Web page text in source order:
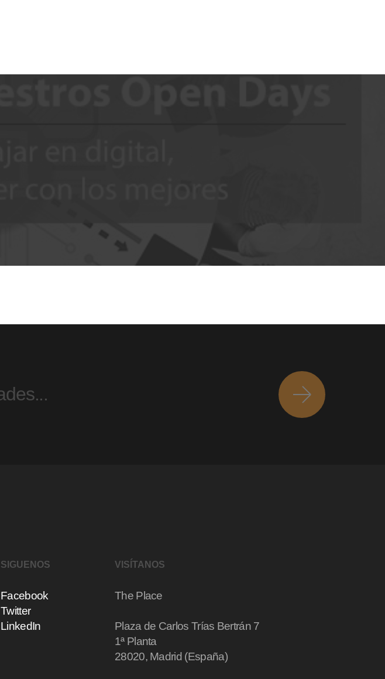
SIGUENOS
Facebook
Twitter
LinkedIn
VISÍTANOS
The Place
Plaza de Carlos Trías Bertrán 7
1ª Planta
28020, Madrid (España)